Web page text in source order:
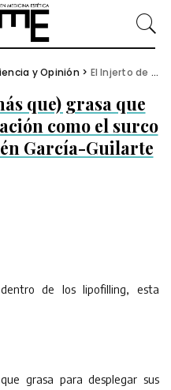
y Opinión > El Injerto de (algo más que) grasa que mejora tanto la coloración como el surco de las ojeras Dr. Rubén García-Guilarte
que) grasa que
como el surco
García-Guilarte
de los lipofilling, esta
grasa para desplegar sus